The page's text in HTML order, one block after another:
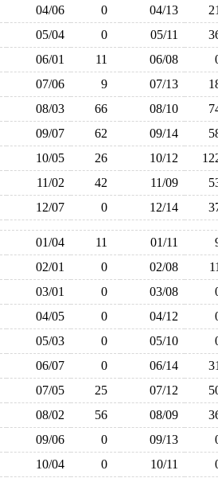
04/06 0 04/13
05/04 0 05/11
06/01 11 06/08
07/06 9 07/13
08/03 66 08/10
09/07 62 09/14
10/05 26 10/12
11/02 42 11/09
12/07 0 12/14
01/04 11 01/11
02/01 0 02/08
03/01 0 03/08
04/05 0 04/12
05/03 0 05/10
06/07 0 06/14
07/05 25 07/12
08/02 56 08/09
09/06 0 09/13
10/04 0 10/11